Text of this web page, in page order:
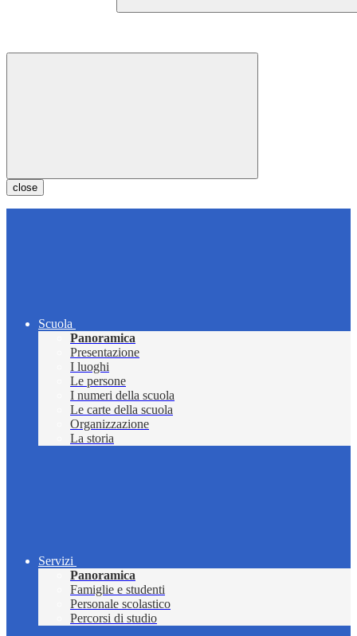
close
Scuola
Panoramica
Presentazione
I luoghi
Le persone
I numeri della scuola
Le carte della scuola
Organizzazione
La storia
Servizi
Panoramica
Famiglie e studenti
Personale scolastico
Percorsi di studio